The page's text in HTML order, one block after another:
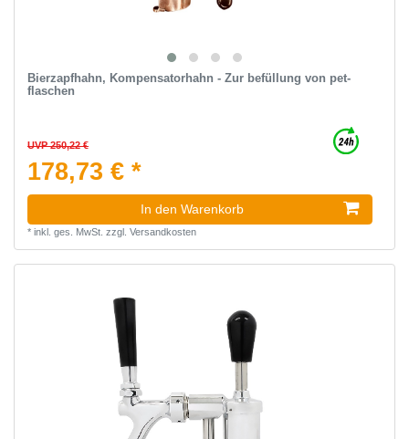
Bierzapfhahn, Kompensatorhahn - Zur befüllung von pet-
flaschen
UVP 250,22 €
178,73 € *
In den Warenkorb
* inkl. ges. MwSt. zzgl. Versandkosten